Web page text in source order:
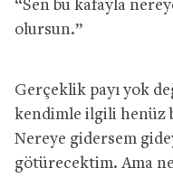
“Sen bu kafayla
olursun.”
Gerçeklik payı yok
kendimle ilgili henüz
Nereye gidersem
götürecektim. Ama